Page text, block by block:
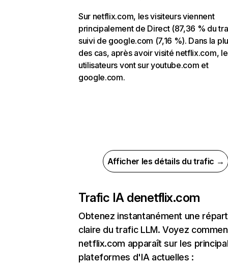
Sur netflix.com, les visiteurs viennent
principalement de Direct (87,36 % du
suivi de google.com (7,16 %). Dans la
des cas, après avoir visité netflix.com,
utilisateurs vont sur youtube.com et
google.com.
Afficher les détails du trafic →
Trafic IA denetflix.com
Obtenez instantanément une
claire du trafic LLM. Voyez
netflix.com apparaît sur les
plateformes d'IA actuelles :